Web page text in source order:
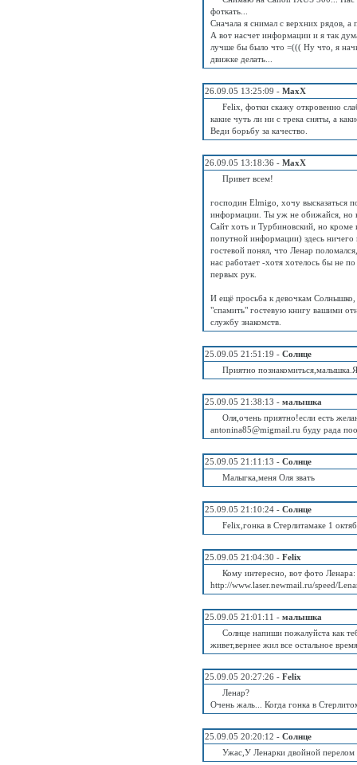
фоткать...
Сначала я снимал с верхних рядов, а
А вот насчет информации и я так
лучше бы было что =((( Ну что, я
движке делать...
26.09.05 13:25:09 - MaxX
Felix, фотки скажу откровенно
какие чуть ли ни с трека сняты, а
Веди борьбу за качество.
26.09.05 13:18:36 - MaxX
Привет всем!
господин Elmigo, хочу высказаться
информации. Ты уж не обижайся, но
Сайт хоть и Турбиновский, но кроме
попутной информации) здесь
гостевой понял, что Ленар
нас работает -хотя хотелось бы не
первых рук.
И ещё просьба к девочкам
"спамить" гостевую книгу вашими
службу знакомств.
25.09.05 21:51:19 - Солнце
Приятно
25.09.05 21:38:13 - малышка
Оля,очень приятно!если есть
antonina85@migmail.ru буду рада
25.09.05 21:11:13 - Солнце
Малыгка,меня Оля звать
25.09.05 21:10:24 - Солнце
Felix,гонка в Стерлитамаке 1
25.09.05 21:04:30 - Felix
Кому интересно, вот фото Ленара:
http://www.laser.newmail.ru/speed/
25.09.05 21:01:11 - малышка
Солнце напиши пожалуйста как
живет,вернее жил все остальное
25.09.05 20:27:26 - Felix
Ленар?
Очень жаль... Когда гонка в
25.09.05 20:20:12 - Солнце
Ужас,У Ленарки двойной перелом